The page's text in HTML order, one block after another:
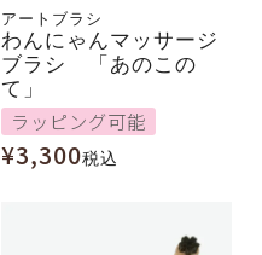
アートブラシ
わんにゃんマッサージ
ブラシ 「あのこの
て」
ラッピング可能
¥3,300税込